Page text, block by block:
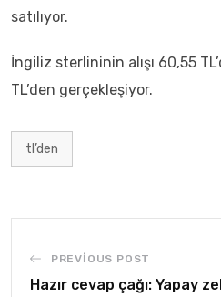
satılıyor.
İngiliz sterlininin alışı 60,55
TL’den gerçekleşiyor.
tl’den
PREVIOUS POST
Hazır cevap çağı: Yapay